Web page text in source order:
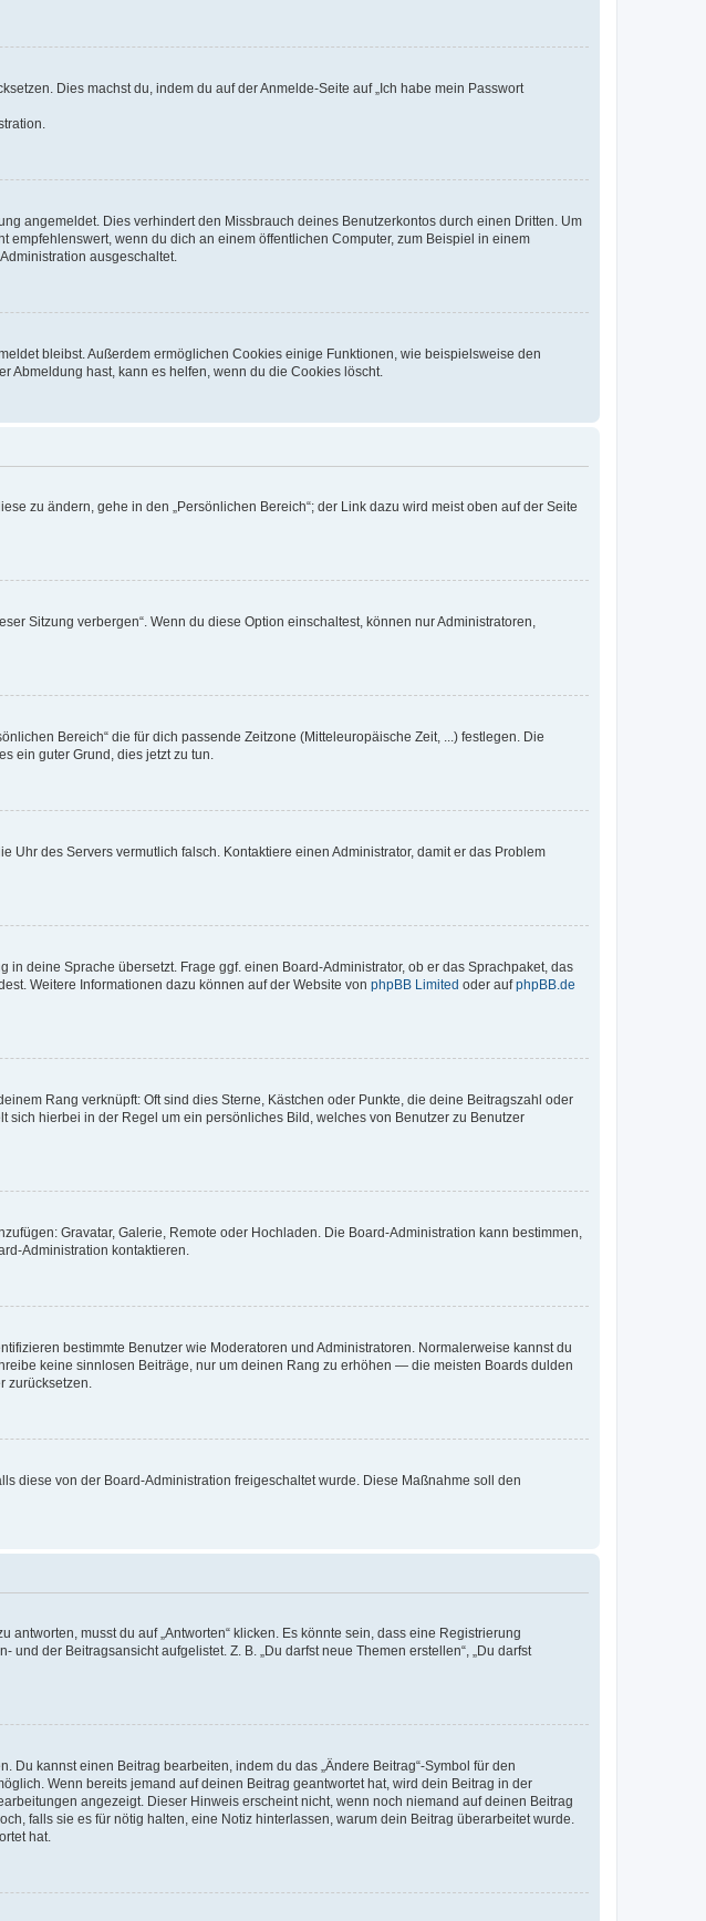
Dies machst du, indem du auf der Anmelde-Seite auf „Ich habe mein Passwort
angemeldet. Dies verhindert den Missbrauch deines Benutzerkontos durch einen Dritten. Um
wenn du dich an einem öffentlichen Computer, zum Beispiel in einem
ausgeschaltet.
bleibst. Außerdem ermöglichen Cookies einige Funktionen, wie beispielsweise den
Abmeldung hast, kann es helfen, wenn du die Cookies löscht.
zu ändern, gehe in den „Persönlichen Bereich“; der Link dazu wird meist oben auf der Seite
Sitzung verbergen“. Wenn du diese Option einschaltest, können nur Administratoren,
Bereich“ die für dich passende Zeitzone (Mitteleuropäische Zeit, ...) festlegen. Die
ein guter Grund, dies jetzt zu tun.
des Servers vermutlich falsch. Kontaktiere einen Administrator, damit er das Problem
deine Sprache übersetzt. Frage ggf. einen Board-Administrator, ob er das Sprachpaket, das
Weitere Informationen dazu können auf der Website von phpBB Limited oder aufphpBB.de
Rang verknüpft: Oft sind dies Sterne, Kästchen oder Punkte, die deine Beitragszahl oder
sich hierbei in der Regel um ein persönliches Bild, welches von Benutzer zu Benutzer
Gravatar, Galerie, Remote oder Hochladen. Die Board-Administration kann bestimmen,
Administration kontaktieren.
bestimmte Benutzer wie Moderatoren und Administratoren. Normalerweise kannst du
keine sinnlosen Beiträge, nur um deinen Rang zu erhöhen — die meisten Boards dulden
zurücksetzen.
diese von der Board-Administration freigeschaltet wurde. Diese Maßnahme soll den
musst du auf „Antworten“ klicken. Es könnte sein, dass eine Registrierung
der Beitragsansicht aufgelistet. Z. B. „Du darfst neue Themen erstellen“, „Du darfst
kannst einen Beitrag bearbeiten, indem du das „Ändere Beitrag“-Symbol für den
Wenn bereits jemand auf deinen Beitrag geantwortet hat, wird dein Beitrag in der
angezeigt. Dieser Hinweis erscheint nicht, wenn noch niemand auf deinen Beitrag
falls sie es für nötig halten, eine Notiz hinterlassen, warum dein Beitrag überarbeitet wurde.
hat.